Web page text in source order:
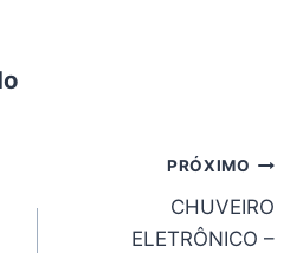
PRÓXIMO
CHUVEIRO
ELETRÔNICO –